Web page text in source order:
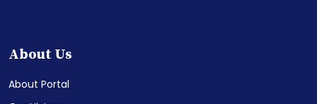
About Us
About Portal